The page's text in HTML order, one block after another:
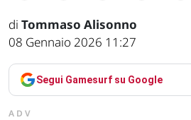
di Tommaso Alisonno
08 Gennaio 2026 11:27
Segui Gamesurf su Google
ADV